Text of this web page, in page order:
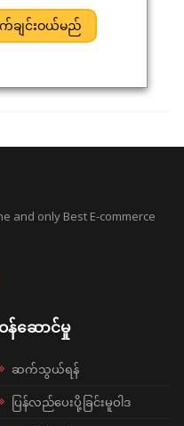
ချင်းဝယ်မည်
and only Best E-commerce
ဝန်ဆောင်မှု
ဆက်သွယ်ရန်
ပြန်လည်ပေးပို့ခြင်းမူဝါဒ